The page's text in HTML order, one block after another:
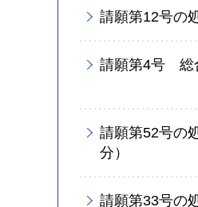
請願第12号の
請願第4号 総
請願第52号の
分）
請願第33号の